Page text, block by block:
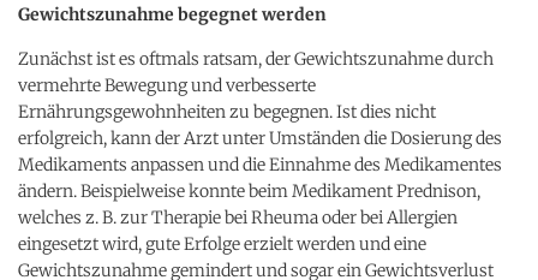
Gewichtszunahme begegnet werden
Zunächst ist es oftmals ratsam, der Gewichtszunahme durch
vermehrte Bewegung und verbesserte
Ernährungsgewohnheiten zu begegnen. Ist dies nicht
erfolgreich, kann der Arzt unter Umständen die Dosierung des
Medikaments anpassen und die Einnahme des Medikamentes
ändern. Beispielweise konnte beim Medikament Prednison,
welches z. B. zur Therapie bei Rheuma oder bei Allergien
eingesetzt wird, gute Erfolge erzielt werden und eine
Gewichtszunahme gemindert und sogar ein Gewichtsverlust